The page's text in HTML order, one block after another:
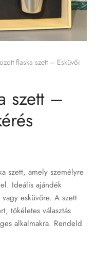
flaska szett – Esküvői
szett –
szett, amely személyre
Ideális ajándék
esküvőre. A szett
tökéletes választás
alkalmakra. Rendeld